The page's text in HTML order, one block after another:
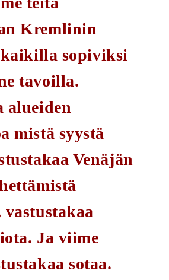
Kremlinin
kaikilla sopiviksi
tavoilla.
alueiden
mistä syystä
Venäjän
Ja viime
sotaa.